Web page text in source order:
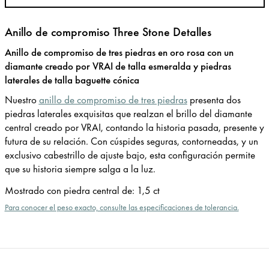
Anillo de compromiso Three Stone Detalles
Anillo de compromiso de tres piedras en oro rosa con un
diamante creado por VRAI de talla esmeralda y piedras
laterales de talla baguette cónica
Nuestroanillo de compromiso de tres piedraspresenta dos
piedras laterales exquisitas que realzan el brillo del diamante
central creado por VRAI, contando la historia pasada, presente y
futura de su relación. Con cúspides seguras, contorneadas, y un
exclusivo cabestrillo de ajuste bajo, esta configuración permite
que su historia siempre salga a la luz.
Mostrado con piedra central de: 1,5 ct
Para conocer el peso exacto, consulte las especificaciones de tolerancia.